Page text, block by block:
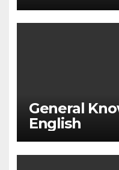
General
English